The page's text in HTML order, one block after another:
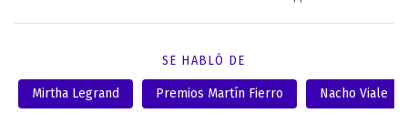
SE HABLÓ DE
Mirtha Legrand Premios Martín Fierro Nacho Viale